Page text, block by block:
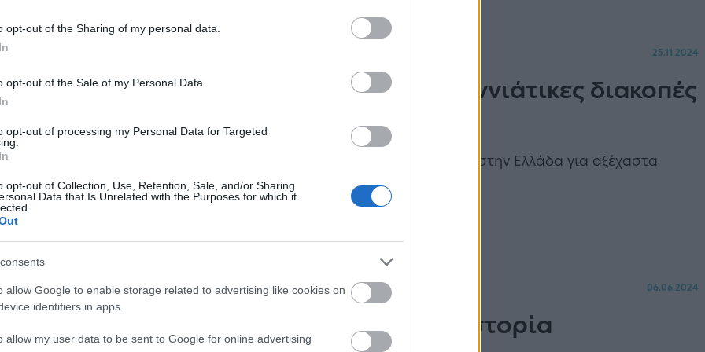
opt-out of the Sharing of my personal data.
opt-out of the Sale of my Personal Data.
opt-out of processing my Personal Data for Targeted
opt-out of Collection, Use, Retention, Sale, and/or Sharing
Data that Is Unrelated with the Purposes for which it
allow Google to enable storage related to advertising like cookies on
identifiers in apps.
allow my user data to be sent to Google for online advertising
25.11.2024
10 υπέροχοι προορισμοί για χριστουγεννιάτικες διακοπές
Τα Χριστούγεννα έρχονται και εμείς σας προτείνουμε προορισμούς στην Ελλάδα για αξέχαστα
γιορτινά ταξίδια.
06.06.2024
Πεδιάδα Πολιτισμού: Ένα ταξίδι στην Ιστορία